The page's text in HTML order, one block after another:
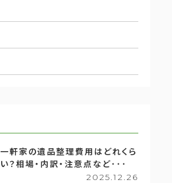
一軒家の遺品整理費用はどれくら
い？相場・内訳・注意点など･･･
2025.12.26